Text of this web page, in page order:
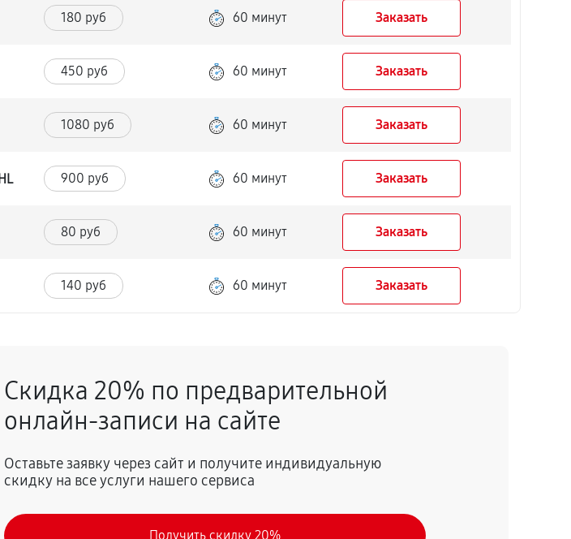
180 руб 60 минут Заказать
450 руб 60 минут Заказать
1080 руб 60 минут Заказать
900 руб 60 минут Заказать
80 руб 60 минут Заказать
140 руб 60 минут Заказать
Скидка 20% по предварительной
онлайн-записи на сайте
Оставьте заявку через сайт и получите индивидуальную
скидку на все услуги нашего сервиса
Получить скидку 20%